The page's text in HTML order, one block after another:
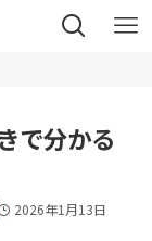
で分かる
2026年1月13日